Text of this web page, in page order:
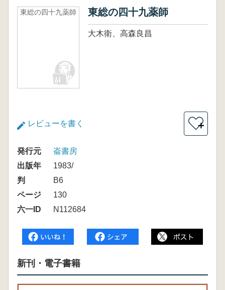
東総の四十九薬師 東総の四十九薬師
大木衛、高森良昌
レビューを書く ＋
発行元
崙書房
出版年
1983/
判
B6
ページ
130
六一ID
N112684
新刊・電子書籍